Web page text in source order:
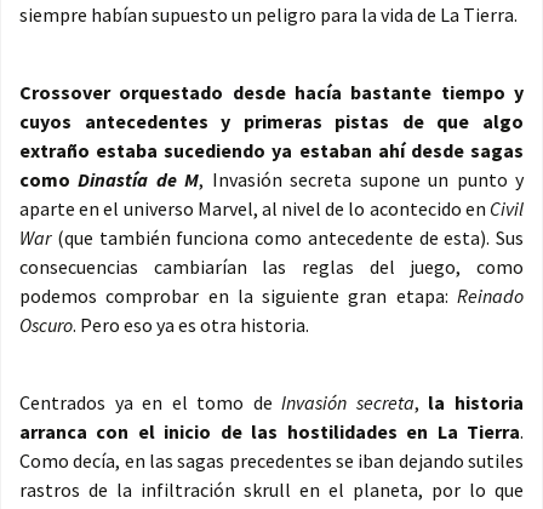
siempre habían supuesto un peligro para la vida de La Tierra.
Crossover orquestado desde hacía bastante tiempo y
cuyos antecedentes y primeras pistas de que algo
extraño estaba sucediendo ya estaban ahí desde sagas
comoDinastía de M, Invasión secreta supone un punto y
aparte en el universo Marvel, al nivel de lo acontecido en Civil
War(que también funciona como antecedente de esta). Sus
consecuencias cambiarían las reglas del juego, como
podemos comprobar en la siguiente gran etapa: Reinado
Oscuro. Pero eso ya es otra historia.
Centrados ya en el tomo deInvasión secreta, la historia
arranca con el inicio de las hostilidades en La Tierra.
Como decía, en las sagas precedentes se iban dejando sutiles
rastros de la infiltración skrull en el planeta, por lo que